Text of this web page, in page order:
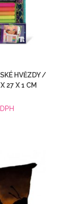
HVĚZDY /
27 X 1 CM